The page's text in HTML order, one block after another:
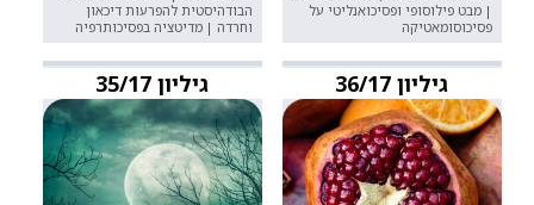
| מבט פילוסופי ופסיכואנליטי על
פסיכוסומאטיקה
הבודהיסטית להפרעות דיכאון
וחרדה | מדיטציה בפסיכותרפיה
גיליון 36/17 גיליון 35/17